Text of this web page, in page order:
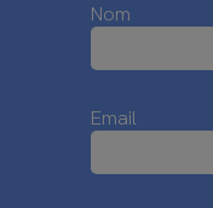
Nom
Email